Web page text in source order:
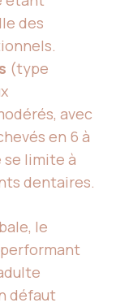
des
(type
avec
en 6 à
se limite à
dentaires.
le
défaut